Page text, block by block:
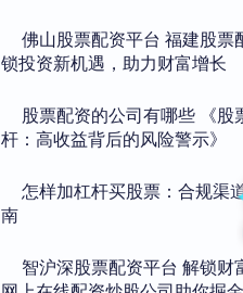
佛山股票配资平台 福建股票
锁投资新机遇，助力财富增长
股票配资的公司有哪些 《股
杆：高收益背后的风险警示》
怎样加杠杆买股票：合规渠
南
智沪深股票配资平台 解锁财